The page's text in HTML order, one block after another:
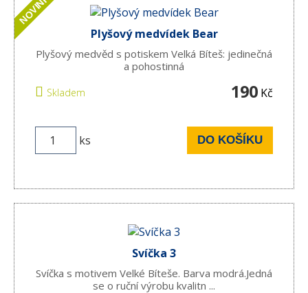
Plyšový medvídek Bear
Plyšový medvěd s potiskem Velká Bíteš: jedinečná
a pohostinná
Skladem 190 Kč
ks DO KOŠÍKU
Svíčka 3
Svíčka s motivem Velké Bíteše. Barva modrá.Jedná
se o ruční výrobu kvalitn ...